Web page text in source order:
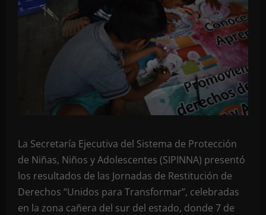
La Secretaría Ejecutiva del Sistema de Protección
de Niñas, Niños y Adolescentes (SIPINNA) presentó
los resultados de las Jornadas de Restitución de
Derechos “Unidos para Transformar”, celebradas
en la zona cañera del sur del estado, donde 7 de